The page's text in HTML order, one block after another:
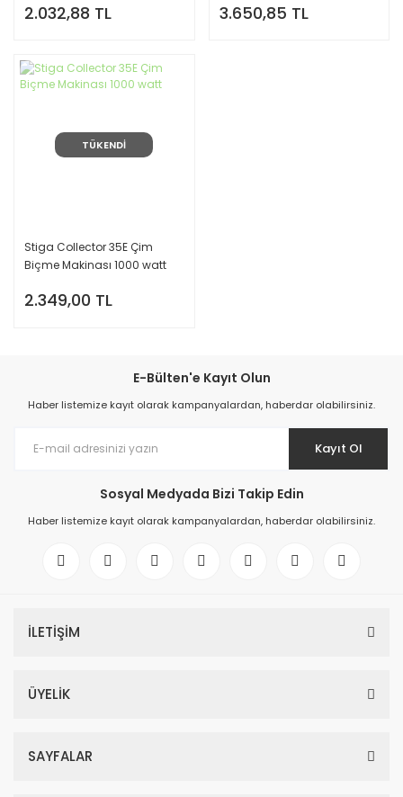
2.032,88 TL 3.650,85 TL
TÜKENDİ
Stiga Collector 35E Çim
Biçme Makinası 1000 watt
2.349,00 TL
E-Bülten'e Kayıt Olun
Haber listemize kayıt olarak kampanyalardan, haberdar olabilirsiniz.
Kayıt Ol
Sosyal Medyada Bizi Takip Edin
Haber listemize kayıt olarak kampanyalardan, haberdar olabilirsiniz.
İLETİŞİM
ÜYELİK
SAYFALAR